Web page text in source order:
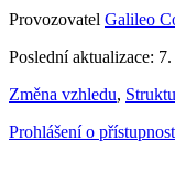
Provozovatel Galileo
Poslední aktualizace:
Změna vzhledu,
Prohlášení o